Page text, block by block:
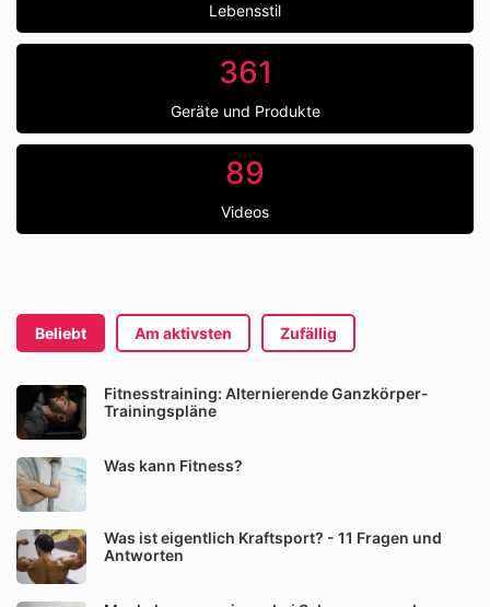
Lebensstil
361
Geräte und Produkte
89
Videos
Beliebt Am aktivsten Zufällig
Fitnesstraining: Alternierende Ganzkörper-
Trainingspläne
Was kann Fitness?
Was ist eigentlich Kraftsport? - 11 Fragen und
Antworten